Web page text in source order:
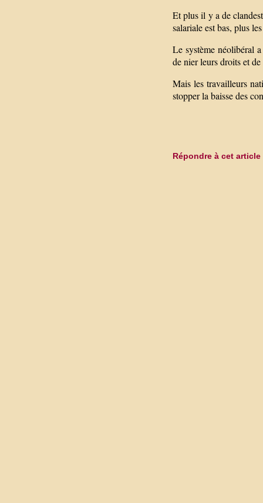
Et plus il y a de
salariale est bas, plus
Le système néolibéral
de nier leurs droits et
Mais les travailleurs
stopper la baisse des
Répondre à cet article